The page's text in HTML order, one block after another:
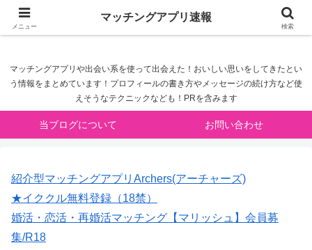
マッチングアプリ速報
マッチングアプリや出会い系を使って出会えた！おいしい思いをしてきたとい
う情報をまとめています！プロフィールの書き方やメッセージの続け方など使
えそうなテクニックなども！PRを含みます
当ブログについて お問い合わせ
紹介型マッチングアプリArchers(アーチャーズ)
★イククル無料登録（18禁）
婚活・恋活・再婚活マッチング【マリッシュ】会員募
集/R18
メニュー
マッチングアプリ速報
検索